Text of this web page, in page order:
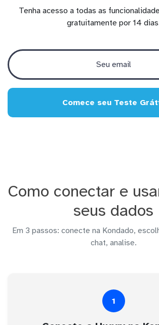
Tenha acesso a todas as
gratuitamente por 14
Comece seu Teste
Como conectar e
seus dados
Em 3 passos: conecte na Kondado,
chat, analise.
1